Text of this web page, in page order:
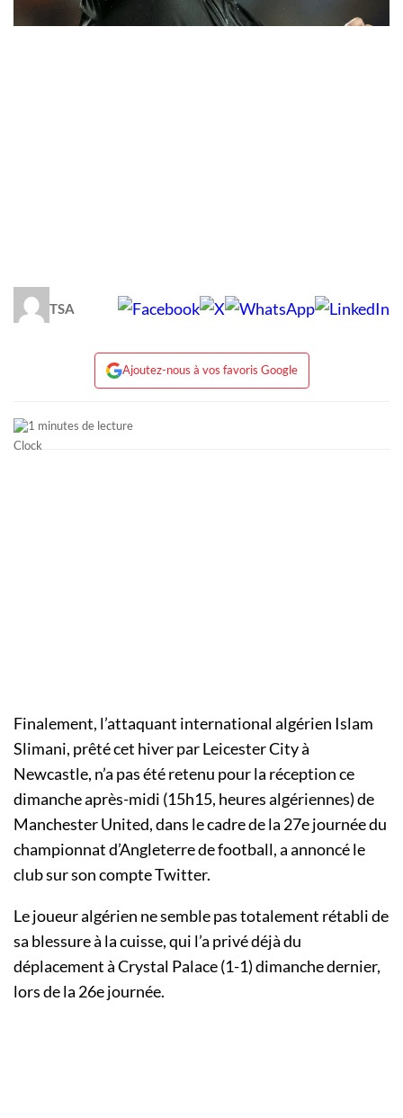
TSA
Ajoutez-nous à vos favoris Google
1 minutes de lecture
Finalement, l’attaquant international algérien Islam
Slimani, prêté cet hiver par Leicester City à
Newcastle, n’a pas été retenu pour la réception ce
dimanche après-midi (15h15, heures algériennes) de
Manchester United, dans le cadre de la 27e journée du
championnat d’Angleterre de football, a annoncé le
club sur son compte Twitter.
Le joueur algérien ne semble pas totalement rétabli de
sa blessure à la cuisse, qui l’a privé déjà du
déplacement à Crystal Palace (1-1) dimanche dernier,
lors de la 26e journée.